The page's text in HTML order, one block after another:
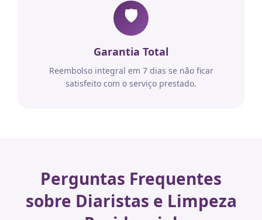
🛡️
Garantia Total
Reembolso integral em 7 dias se não ficar
satisfeito com o serviço prestado.
Perguntas Frequentes
sobre Diaristas e Limpeza